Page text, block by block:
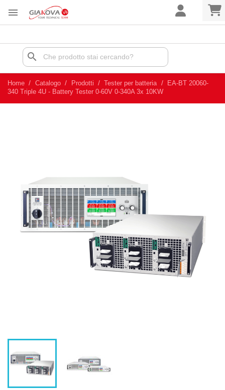

search
Home Catalogo Prodotti Tester per batteria
EA-BT 20060-
340 Triple 4U - Battery Tester 0-60V 0-340A 3x 10KW